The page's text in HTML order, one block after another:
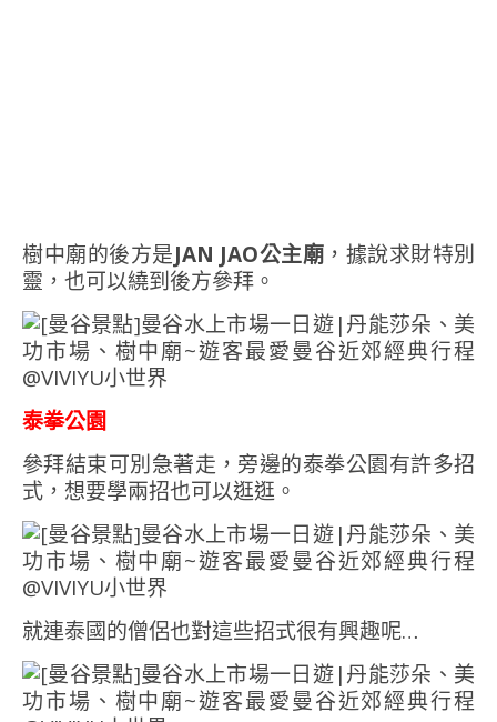
樹中廟的後方是JAN JAO公主廟 ，據說求財特別
靈，也可以繞到後方參拜。
泰拳公園
參拜結束可別急著走，旁邊的泰拳公園有許多招
式，想要學兩招也可以逛逛。
就連泰國的僧侶也對這些招式很有興趣呢…